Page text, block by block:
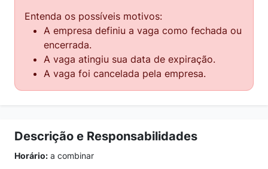
Entenda os possíveis motivos:
A empresa definiu a vaga como fechada ou
encerrada.
A vaga atingiu sua data de expiração.
A vaga foi cancelada pela empresa.
Descrição e Responsabilidades
Horário: a combinar